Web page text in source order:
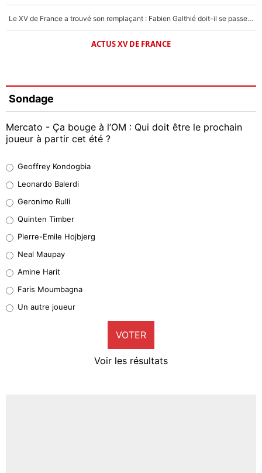
Le XV de France a trouvé son remplaçant : Fabien Galthié doit-il se passer d'Antoine Dupont ?
ACTUS XV DE FRANCE
Sondage
Mercato - Ça bouge à l’OM : Qui doit être le prochain
joueur à partir cet été ?
38%
32%
5%
1%
9%
Geoffrey Kondogbia
Leonardo Balerdi
Geronimo Rulli
Quinten Timber
Pierre-Emile Hojbjerg
Neal Maupay
Amine Harit
Faris Moumbagna
Un autre joueur
VOTER
Voir les résultats